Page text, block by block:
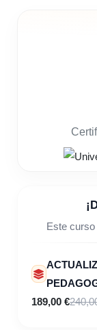
Este
189,00 €